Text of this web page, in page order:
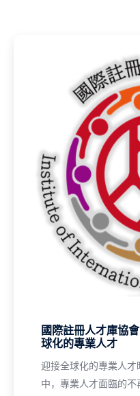
國際註冊人才庫協
球化的專業人才
迎接全球化的專業人
中，專業人才面臨的